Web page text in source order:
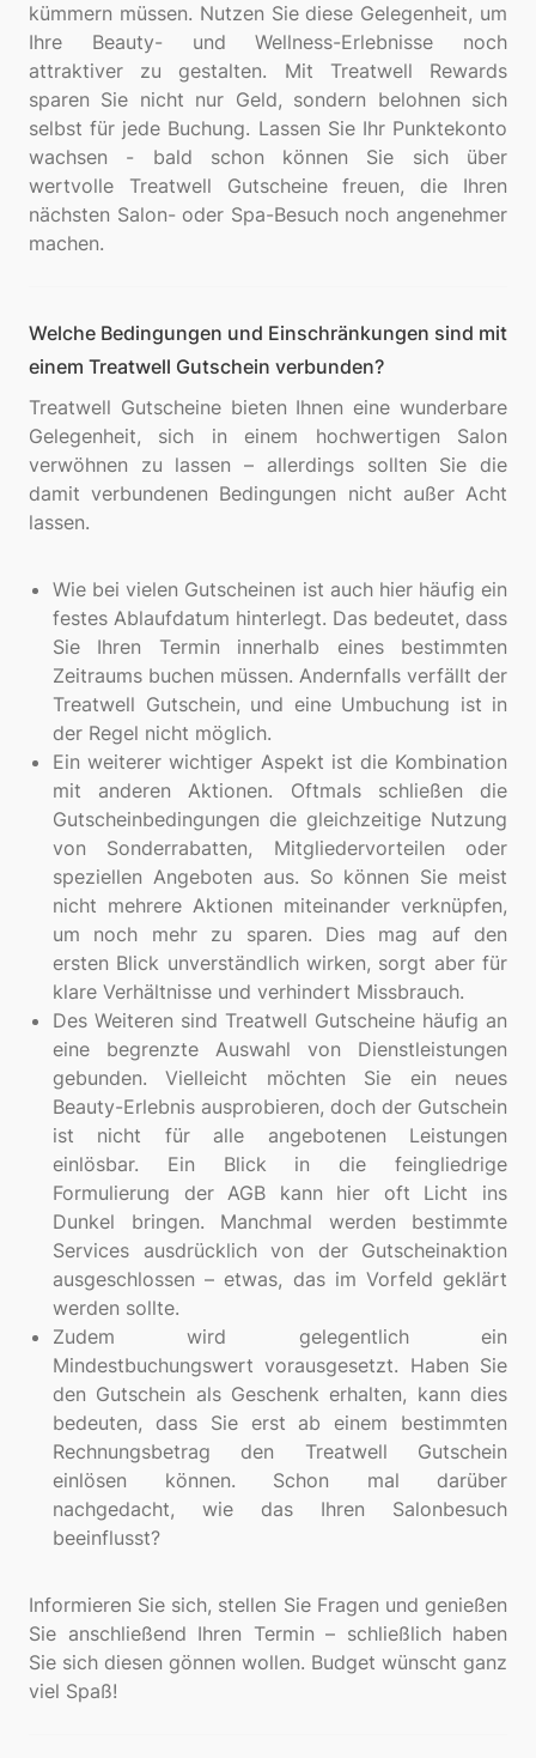
kümmern müssen. Nutzen Sie diese Gelegenheit, um
Ihre Beauty- und Wellness-Erlebnisse noch
attraktiver zu gestalten. Mit Treatwell Rewards
sparen Sie nicht nur Geld, sondern belohnen sich
selbst für jede Buchung. Lassen Sie Ihr Punktekonto
wachsen - bald schon können Sie sich über
wertvolle Treatwell Gutscheine freuen, die Ihren
nächsten Salon- oder Spa-Besuch noch angenehmer
Welche Bedingungen und Einschränkungen sind mit
einem Treatwell Gutschein verbunden?
Treatwell Gutscheine bieten Ihnen eine wunderbare
Gelegenheit, sich in einem hochwertigen Salon
verwöhnen zu lassen – allerdings sollten Sie die
damit verbundenen Bedingungen nicht außer Acht
lassen.
Wie bei vielen Gutscheinen ist auch hier häufig ein
festes Ablaufdatum hinterlegt. Das bedeutet, dass
Sie Ihren Termin innerhalb eines bestimmten
Zeitraums buchen müssen. Andernfalls verfällt der
Treatwell Gutschein, und eine Umbuchung ist in
der Regel nicht möglich.
Ein weiterer wichtiger Aspekt ist die Kombination
mit anderen Aktionen. Oftmals schließen die
Gutscheinbedingungen die gleichzeitige Nutzung
von Sonderrabatten, Mitgliedervorteilen oder
speziellen Angeboten aus. So können Sie meist
nicht mehrere Aktionen miteinander verknüpfen,
um noch mehr zu sparen. Dies mag auf den
ersten Blick unverständlich wirken, sorgt aber für
klare Verhältnisse und verhindert Missbrauch.
Des Weiteren sind Treatwell Gutscheine häufig an
eine begrenzte Auswahl von Dienstleistungen
gebunden. Vielleicht möchten Sie ein neues
Beauty-Erlebnis ausprobieren, doch der Gutschein
ist nicht für alle angebotenen Leistungen
einlösbar. Ein Blick in die feingliedrige
Formulierung der AGB kann hier oft Licht ins
Dunkel bringen. Manchmal werden bestimmte
Services ausdrücklich von der Gutscheinaktion
ausgeschlossen – etwas, das im Vorfeld geklärt
werden sollte.
Zudem wird gelegentlich ein
Mindestbuchungswert vorausgesetzt. Haben Sie
den Gutschein als Geschenk erhalten, kann dies
bedeuten, dass Sie erst ab einem bestimmten
Rechnungsbetrag den Treatwell Gutschein
einlösen können. Schon mal darüber
nachgedacht, wie das Ihren Salonbesuch
beeinflusst?
Informieren Sie sich, stellen Sie Fragen und genießen
Sie anschließend Ihren Termin – schließlich haben
Sie sich diesen gönnen wollen. Budget wünscht ganz